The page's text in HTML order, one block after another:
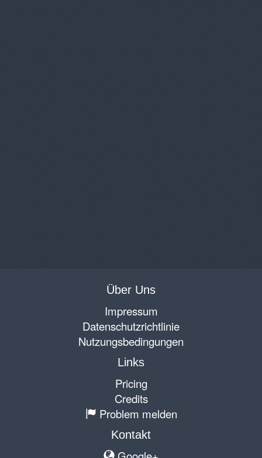
Über Uns
Impressum
Datenschutzrichtlinie
Nutzungsbedingungen
Links
Pricing
Credits
Problem melden
Kontakt